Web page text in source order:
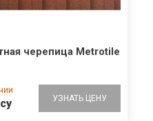
черепица Metrotile
УЗНАТЬ ЦЕНУ